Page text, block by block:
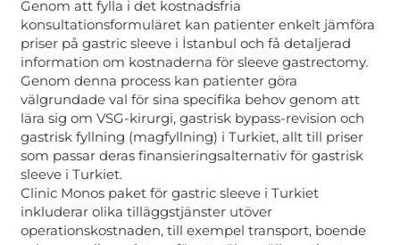
Genom att fylla i det kostnadsfria
konsultationsformuläret kan patienter enkelt jämföra
priser på gastric sleeve i İstanbul och få detaljerad
information om kostnaderna för sleeve gastrectomy.
Genom denna process kan patienter göra
välgrundade val för sina specifika behov genom att
lära sig om VSG-kirurgi, gastrisk bypass-revision och
gastrisk fyllning (magfyllning) i Turkiet, allt till priser
som passar deras finansieringsalternativ för gastrisk
sleeve i Turkiet.
Clinic Monos paket för gastric sleeve i Turkiet
inkluderar olika tilläggstjänster utöver
operationskostnaden, till exempel transport, boende